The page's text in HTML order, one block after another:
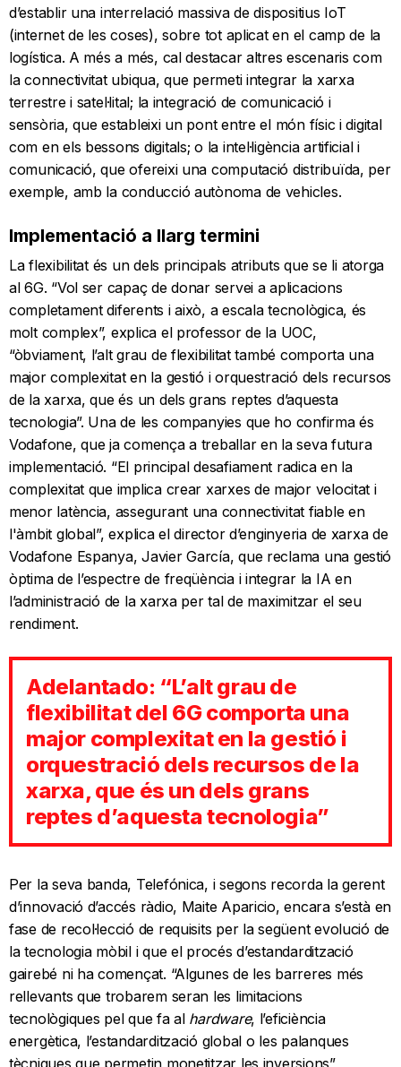
d’establir una interrelació massiva de dispositius IoT
(internet de les coses), sobre tot aplicat en el camp de la
logística. A més a més, cal destacar altres escenaris com
la connectivitat ubiqua, que permeti integrar la xarxa
terrestre i satel·lital; la integració de comunicació i
sensòria, que estableixi un pont entre el món físic i digital
com en els bessons digitals; o la intel·ligència artificial i
comunicació, que ofereixi una computació distribuïda, per
exemple, amb la conducció autònoma de vehicles.
Implementació a llarg termini
La flexibilitat és un dels principals atributs que se li atorga
al 6G. “Vol ser capaç de donar servei a aplicacions
completament diferents i això, a escala tecnològica, és
molt complex”, explica el professor de la UOC,
“òbviament, l’alt grau de flexibilitat també comporta una
major complexitat en la gestió i orquestració dels recursos
de la xarxa, que és un dels grans reptes d’aquesta
tecnologia”. Una de les companyies que ho confirma és
Vodafone, que ja comença a treballar en la seva futura
implementació. “El principal desafiament radica en la
complexitat que implica crear xarxes de major velocitat i
menor latència, assegurant una connectivitat fiable en
l'àmbit global”, explica el director d’enginyeria de xarxa de
Vodafone Espanya, Javier García, que reclama una gestió
òptima de l’espectre de freqüència i integrar la IA en
l’administració de la xarxa per tal de maximitzar el seu
rendiment.
Adelantado: “L’alt grau de
flexibilitat del 6G comporta una
major complexitat en la gestió i
orquestració dels recursos de la
xarxa, que és un dels grans
reptes d’aquesta tecnologia”
Per la seva banda, Telefónica, i segons recorda la gerent
d’innovació d’accés ràdio, Maite Aparicio, encara s’està en
fase de recol·lecció de requisits per la següent evolució de
la tecnologia mòbil i que el procés d’estandardització
gairebé ni ha començat. “Algunes de les barreres més
rellevants que trobarem seran les limitacions
tecnològiques pel que fa al hardware, l’eficiència
energètica, l’estandardització global o les palanques
tècniques que permetin monetitzar les inversions”,